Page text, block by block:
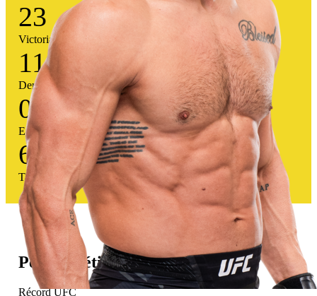
23
Victorias
11
Derrotas
0
Empates
68
Tasa victoria
Perfil atlético
Récord UFC